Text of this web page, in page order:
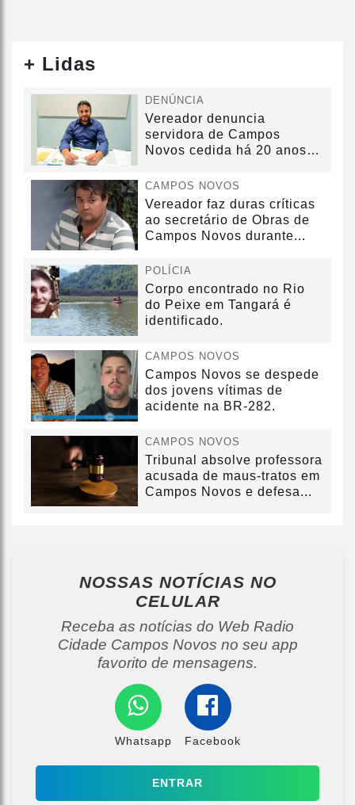
+ Lidas
DENÚNCIA
Vereador denuncia
servidora de Campos
Novos cedida há 20 anos
CAMPOS NOVOS
Vereador faz duras críticas
ao secretário de Obras de
Campos Novos durante...
POLÍCIA
Corpo encontrado no Rio
do Peixe em Tangará é
identificado.
CAMPOS NOVOS
Campos Novos se despede
dos jovens vítimas de
acidente na BR-282.
CAMPOS NOVOS
Tribunal absolve professora
acusada de maus-tratos em
Campos Novos e defesa...
NOSSAS NOTÍCIAS NO
CELULAR
Receba as notícias do Web Radio
Cidade Campos Novos no seu app
favorito de mensagens.
Whatsapp Facebook
ENTRAR